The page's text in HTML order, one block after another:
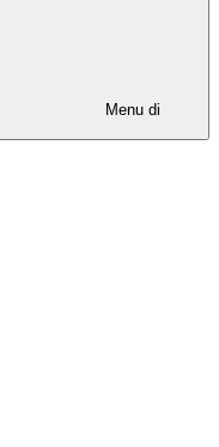
Menu di